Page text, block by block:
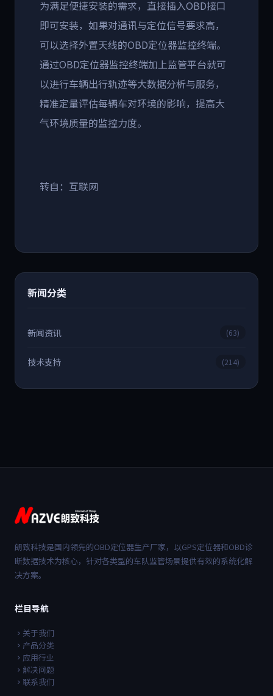
为满足便捷安装的需求，直接插入OBD接口
即可安装，如果对通讯与定位信号要求高，
可以选择外置天线的OBD定位器监控终端。
通过OBD定位器监控终端加上监管平台就可
以进行车辆出行轨迹等大数据分析与服务，
精准定量评估每辆车对环境的影响，提高大
气环境质量的监控力度。
转自：互联网
新闻分类
新闻资讯 (63)
技术支持 (214)
朗致科技是国内领先的OBD定位器生产厂家，以GPS定位器和OBD诊
断数据技术为核心，针对各类型的车队监管场景提供有效的系统化解
决方案。
栏目导航
关于我们
产品分类
应用行业
解决问题
联系我们